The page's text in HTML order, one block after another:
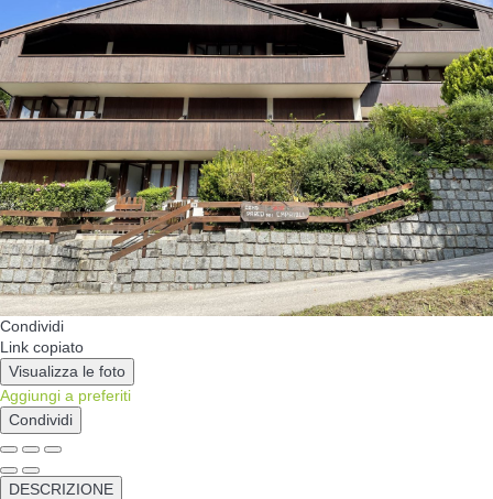
Condividi
Link copiato
Visualizza le foto
Aggiungi a preferiti
Condividi
DESCRIZIONE